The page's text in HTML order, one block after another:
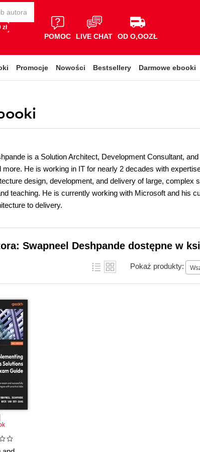
zł
POMOC LIVE CHAT OD O,OOZŁ
Promocje Nowości Bestsellery Darmowe ebooki
is a Solution Architect, Development Consultant,
more. He is working in IT for nearly 2 decades with
design, development, and delivery of large, complex
teaching. He is currently working with Microsoft and his
to delivery.
Swapneel Deshpande dostępne w
Pokaż produkty: